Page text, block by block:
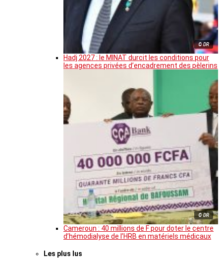
© DR
Hadj 2027 : le MINAT durcit les conditions pour
les agences privées d’encadrement des pèlerins
© DR
Cameroun : 40 millions de F pour doter le centre
d’hémodialyse de l’HRB en matériels médicaux
Les plus lus